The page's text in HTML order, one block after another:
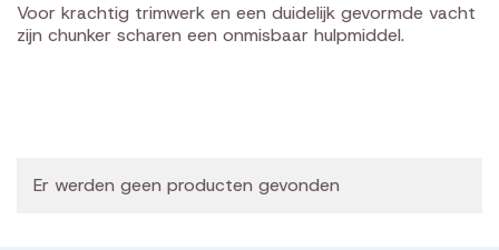
Voor krachtig trimwerk en een duidelijk gevormde vacht
zijn chunker scharen een onmisbaar hulpmiddel.
Er werden geen producten gevonden